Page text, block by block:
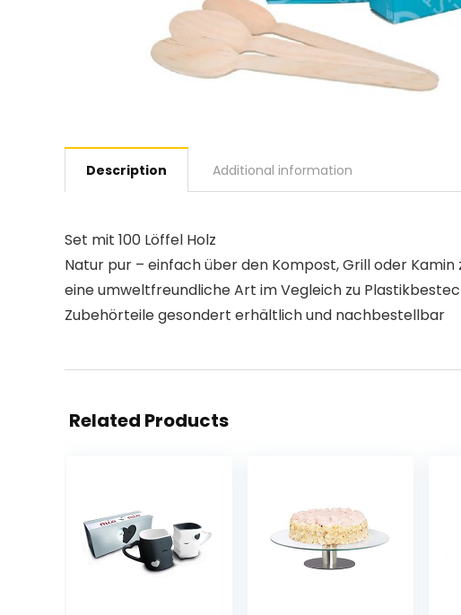
Description Additional information
Set mit 100 Löffel Holz
Natur pur – einfach über den Kompost, Grill oder Kamin
eine umweltfreundliche Art im Vegleich zu
Zubehörteile gesondert erhältlich und nachbestellbar
Related Products